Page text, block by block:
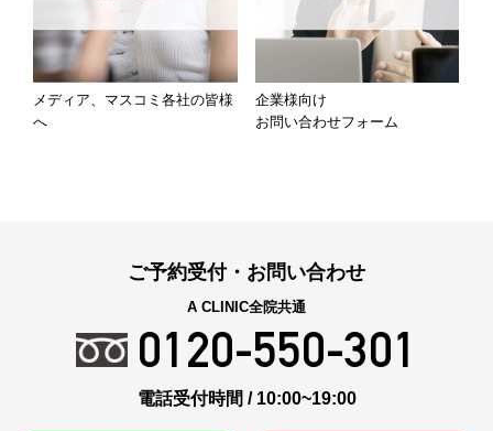
メディア、マスコミ各社の皆様
へ
企業様向け
お問い合わせフォーム
ご予約受付・お問い合わせ
A CLINIC全院共通
0120-550-301
電話受付時間 / 10:00~19:00